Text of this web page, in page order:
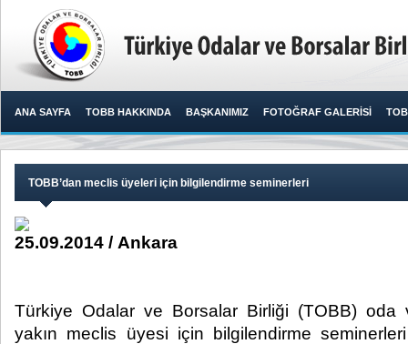
ANA SAYFA TOBB HAKKINDA BAŞKANIMIZ FOTOĞRAF GALERİSİ
TOBB’dan meclis üyeleri için bilgilendirme seminerleri
25.09.2014 / Ankara
Türkiye Odalar ve Borsalar Birliği (TOBB) oda
yakın meclis üyesi için bilgilendirme